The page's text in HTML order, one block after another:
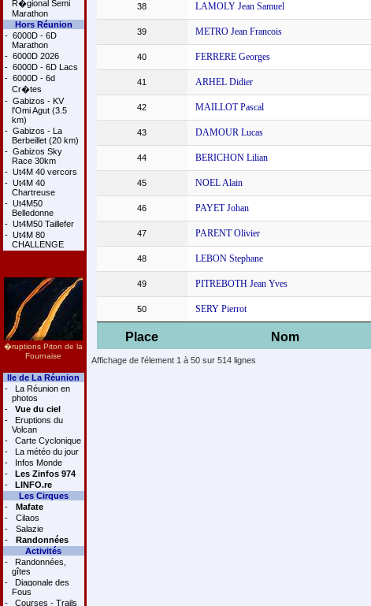
R�gional Semi
Marathon
Hors Réunion
- 6000D - 6D
Marathon
- 6000D 2026
- 6000D - 6D Lacs
- 6000D - 6d
Cr�tes
- Gabizos - KV
l'Omi Agut (3.5
km)
- Gabizos - La
Berbeillet (20 km)
- Gabizos Sky
Race 30km
- Ut4M 40 vercors
- Ut4M 40
Chartreuse
- Ut4M50
Belledonne
- Ut4M50 Taillefer
- Ut4M 80
CHALLENGE
�ruptions Piton de la
Fournaise
Ile de La Réunion
-
La Réunion en
photos
-
Vue du ciel
-
Eruptions du
Volcan
-
Carte Cyclonique
-
La météo du jour
-
Infos Monde
-
Les Zinfos 974
-
LINFO.re
Les Cirques
-
Mafate
-
Cilaos
-
Salazie
-
Randonnées
Activités
-
Randonnées,
gîtes
-
Diagonale des
Fous
-
Courses - Trails
Place Nom
38 LAMOLY Jean Samuel
39 METRO Jean Francois
40 FERRERE Georges
41 ARHEL Didier
42 MAILLOT Pascal
43 DAMOUR Lucas
44 BERICHON Lilian
45 NOEL Alain
46 PAYET Johan
47 PARENT Olivier
48 LEBON Stephane
49 PITREBOTH Jean Yves
50 SERY Pierrot
Affichage de l'élement 1 à 50 sur 514 lignes